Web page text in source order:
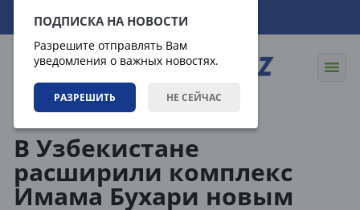
ПОДПИСКА НА НОВОСТИ
Разрешите отправлять Вам
уведомления о важных новостях.
РАЗРЕШИТЬ НЕ СЕЙЧАС
08.08.2026 20:51:51
В Узбекистане
расширили комплекс
Имама Бухари новым